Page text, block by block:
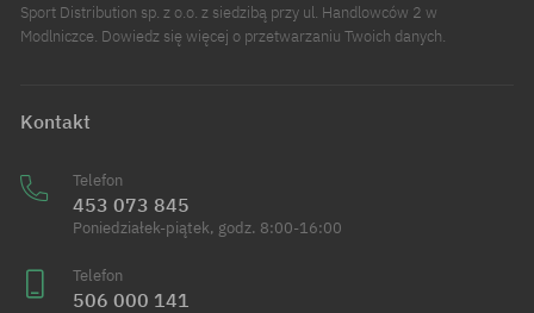
Sport Distribution sp. z o.o. z siedzibą przy ul. Handlowców 2 w
Modlniczce. Dowiedz się więcej o przetwarzaniu Twoich danych.
Kontakt
Telefon
453 073 845
Poniedziałek-piątek, godz. 8:00-16:00
Telefon
506 000 141